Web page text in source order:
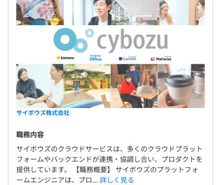
サイボウズ株式会社
職務内容
サイボウズのクラウドサービスは、多くのクラウドプラット
フォームやバックエンドが連携・協調し合い、プロダクトを
提供しています。 【職務概要】 サイボウズのプラットフォ
ームエンジニアは、プロ... 詳しく見る